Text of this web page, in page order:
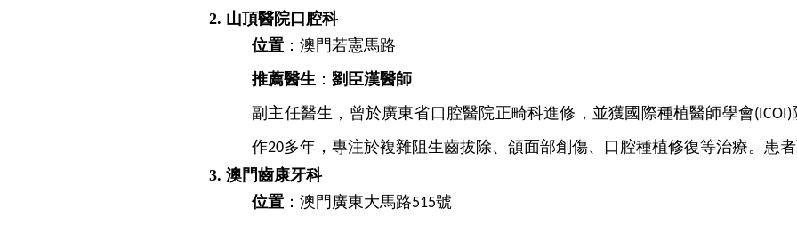
2. 山頂醫院口腔科
位置 ：澳門若憲馬路
推薦醫生 ：劉臣漢醫師
副主任醫生，曾於廣東省口腔醫院正畸科進修，並獲國際種植醫師學會(ICOI)
作20多年，專注於複雜阻生齒拔除、頜面部創傷、口腔種植修復等治療。患
3.澳門齒康牙科
位置 ：澳門廣東大馬路515號